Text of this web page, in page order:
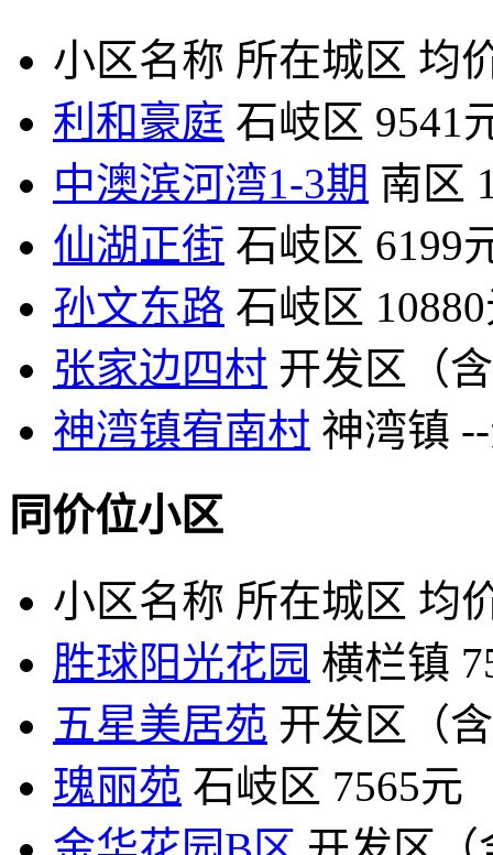
小区名称 所在城区 均
利和豪庭 石岐区 9541
中澳滨河湾1-3期 南区
仙湖正街 石岐区 6199
孙文东路 石岐区
张家边四村 开发区（
神湾镇宥南村 神湾镇
同价位小区
小区名称 所在城区 均
胜球阳光花园 横栏镇
五星美居苑 开发区（
瑰丽苑 石岐区 7565元